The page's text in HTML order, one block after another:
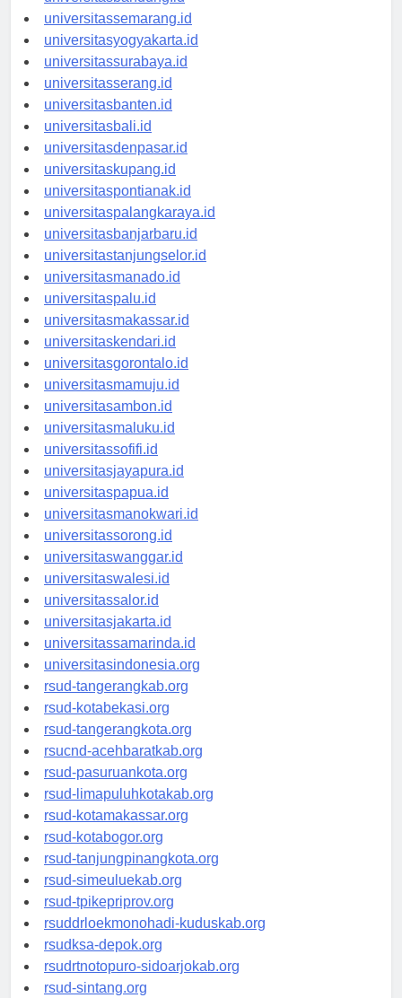
universitasbandung.id
universitassemarang.id
universitasyogyakarta.id
universitassurabaya.id
universitasserang.id
universitasbanten.id
universitasbali.id
universitasdenpasar.id
universitaskupang.id
universitaspontianak.id
universitaspalangkaraya.id
universitasbanjarbaru.id
universitastanjungselor.id
universitasmanado.id
universitaspalu.id
universitasmakassar.id
universitaskendari.id
universitasgorontalo.id
universitasmamuju.id
universitasambon.id
universitasmaluku.id
universitassofifi.id
universitasjayapura.id
universitaspapua.id
universitasmanokwari.id
universitassorong.id
universitaswanggar.id
universitaswalesi.id
universitassalor.id
universitasjakarta.id
universitassamarinda.id
universitasindonesia.org
rsud-tangerangkab.org
rsud-kotabekasi.org
rsud-tangerangkota.org
rsucnd-acehbaratkab.org
rsud-pasuruankota.org
rsud-limapuluhkotakab.org
rsud-kotamakassar.org
rsud-kotabogor.org
rsud-tanjungpinangkota.org
rsud-simeuluekab.org
rsud-tpikepriprov.org
rsuddrloekmonohadi-kuduskab.org
rsudksa-depok.org
rsudrtnotopuro-sidoarjokab.org